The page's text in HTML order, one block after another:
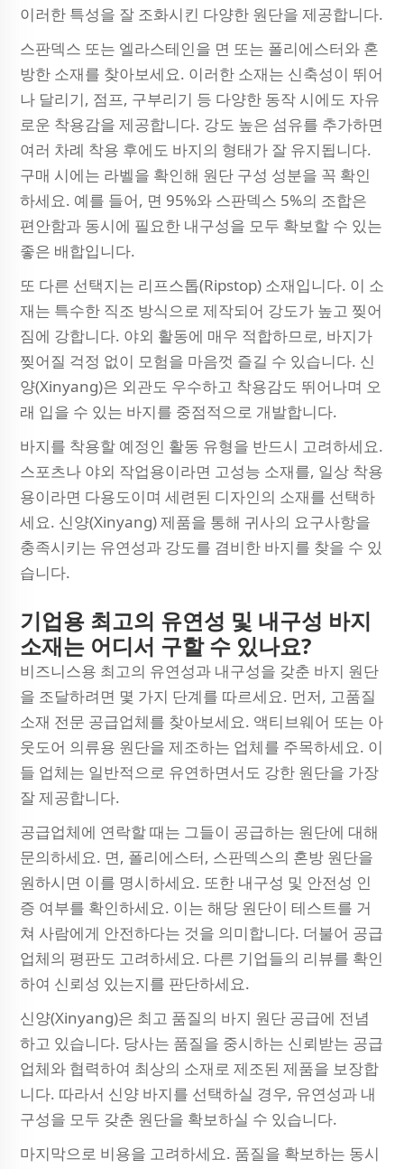
이러한 특성을 잘 조화시킨 다양한 원단을 제공합니다.
스판덱스 또는 엘라스테인을 면 또는 폴리에스터와 혼
방한 소재를 찾아보세요. 이러한 소재는 신축성이 뛰어
나 달리기, 점프, 구부리기 등 다양한 동작 시에도 자유
로운 착용감을 제공합니다. 강도 높은 섬유를 추가하면
여러 차례 착용 후에도 바지의 형태가 잘 유지됩니다.
구매 시에는 라벨을 확인해 원단 구성 성분을 꼭 확인
하세요. 예를 들어, 면 95%와 스판덱스 5%의 조합은
편안함과 동시에 필요한 내구성을 모두 확보할 수 있는
좋은 배합입니다.
또 다른 선택지는 리프스톱(Ripstop) 소재입니다. 이 소
재는 특수한 직조 방식으로 제작되어 강도가 높고 찢어
짐에 강합니다. 야외 활동에 매우 적합하므로, 바지가
찢어질 걱정 없이 모험을 마음껏 즐길 수 있습니다. 신
양(Xinyang)은 외관도 우수하고 착용감도 뛰어나며 오
래 입을 수 있는 바지를 중점적으로 개발합니다.
바지를 착용할 예정인 활동 유형을 반드시 고려하세요.
스포츠나 야외 작업용이라면 고성능 소재를, 일상 착용
용이라면 다용도이며 세련된 디자인의 소재를 선택하
세요. 신양(Xinyang) 제품을 통해 귀사의 요구사항을
충족시키는 유연성과 강도를 겸비한 바지를 찾을 수 있
습니다.
기업용 최고의 유연성 및 내구성 바지
소재는 어디서 구할 수 있나요?
비즈니스용 최고의 유연성과 내구성을 갖춘 바지 원단
을 조달하려면 몇 가지 단계를 따르세요. 먼저, 고품질
소재 전문 공급업체를 찾아보세요. 액티브웨어 또는 아
웃도어 의류용 원단을 제조하는 업체를 주목하세요. 이
들 업체는 일반적으로 유연하면서도 강한 원단을 가장
잘 제공합니다.
공급업체에 연락할 때는 그들이 공급하는 원단에 대해
문의하세요. 면, 폴리에스터, 스판덱스의 혼방 원단을
원하시면 이를 명시하세요. 또한 내구성 및 안전성 인
증 여부를 확인하세요. 이는 해당 원단이 테스트를 거
쳐 사람에게 안전하다는 것을 의미합니다. 더불어 공급
업체의 평판도 고려하세요. 다른 기업들의 리뷰를 확인
하여 신뢰성 있는지를 판단하세요.
신양(Xinyang)은 최고 품질의 바지 원단 공급에 전념
하고 있습니다. 당사는 품질을 중시하는 신뢰받는 공급
업체와 협력하여 최상의 소재로 제조된 제품을 보장합
니다. 따라서 신양 바지를 선택하실 경우, 유연성과 내
구성을 모두 갖춘 원단을 확보하실 수 있습니다.
마지막으로 비용을 고려하세요. 품질을 확보하는 동시